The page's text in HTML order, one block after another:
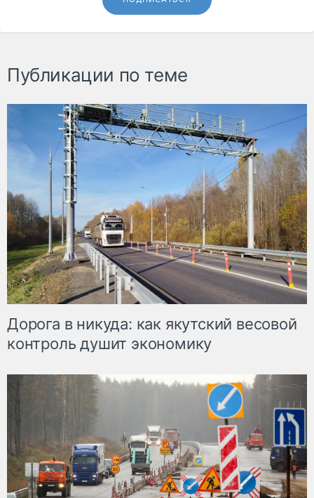
Публикации по теме
Дорога в никуда: как якутский весовой
контроль душит экономику